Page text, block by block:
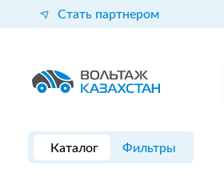
Стать партнером
Каталог Фильтры